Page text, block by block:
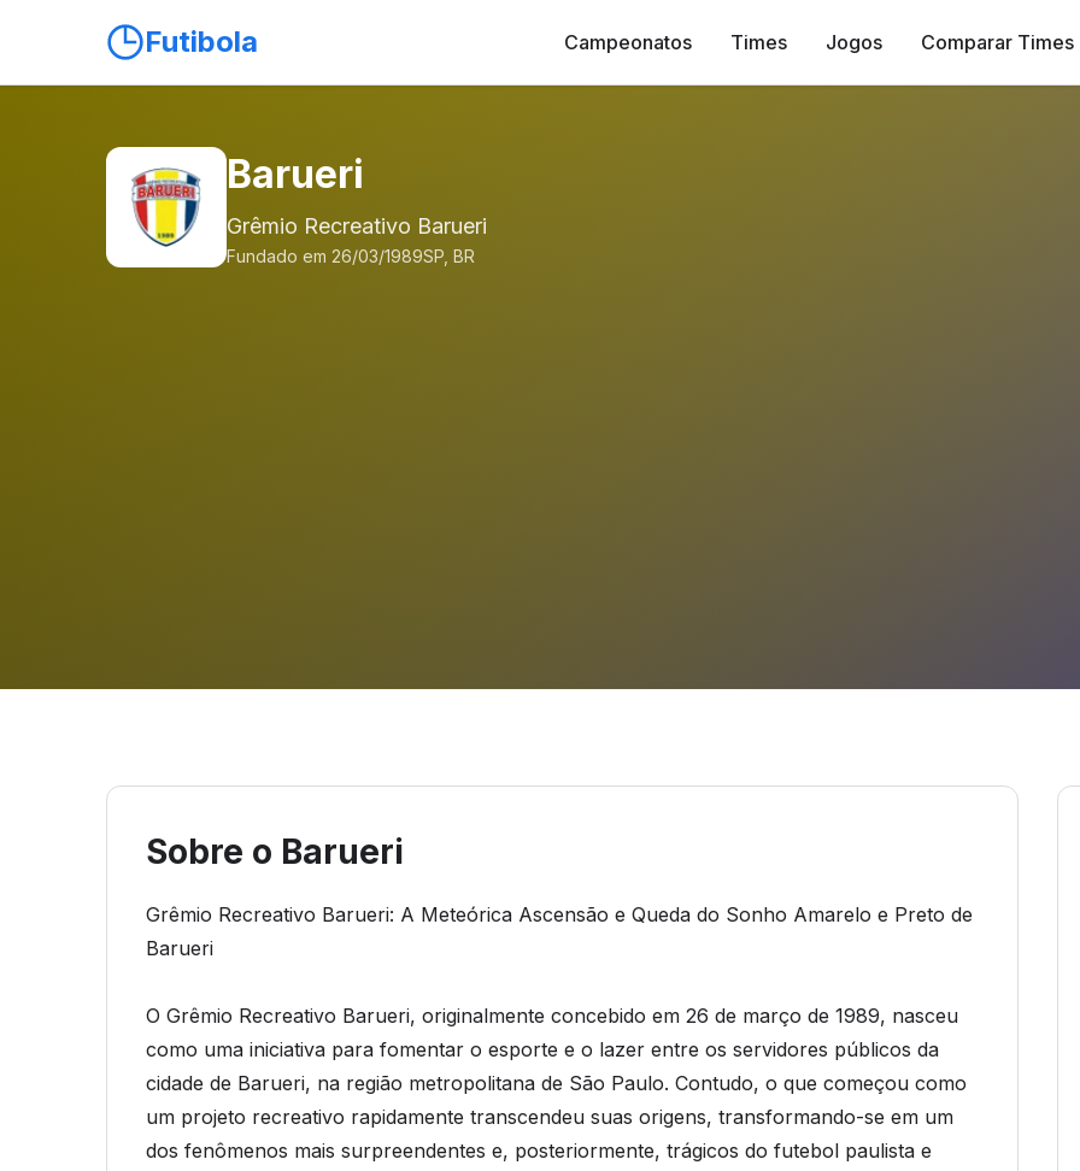
Futibola Campeonatos Times Jogos Comparar Times
Barueri
Grêmio Recreativo Barueri
Fundado em 26/03/1989SP, BR
Sobre o Barueri
Grêmio Recreativo Barueri: A Meteórica Ascensão e Queda do Sonho Amarelo e Preto de
Barueri
O Grêmio Recreativo Barueri, originalmente concebido em 26 de março de 1989, nasceu
como uma iniciativa para fomentar o esporte e o lazer entre os servidores públicos da
cidade de Barueri, na região metropolitana de São Paulo. Contudo, o que começou como
um projeto recreativo rapidamente transcendeu suas origens, transformando-se em um
dos fenômenos mais surpreendentes e, posteriormente, trágicos do futebol paulista e